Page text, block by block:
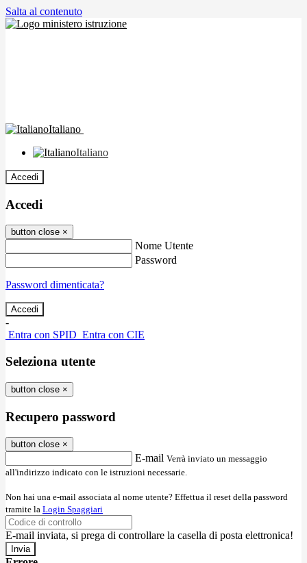
Salta al contenuto
Italiano
Italiano
Accedi
Accedi
button close ×
Nome Utente
Password
Password dimenticata?
-
Entra con SPID Entra con CIE
Seleziona utente
button close ×
Recupero password
button close ×
E-mail Verrà inviato un messaggio
all'indirizzo indicato con le istruzioni necessarie.
Non hai una e-mail associata al nome utente? Effettua il reset della password
tramite la Login Spaggiari
E-mail inviata, si prega di controllare la casella di posta elettronica!